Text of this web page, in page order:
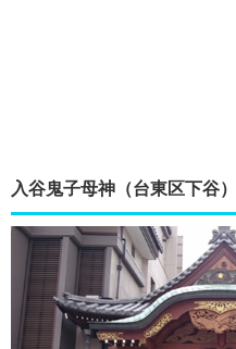
入谷鬼子母神（台東区下谷）